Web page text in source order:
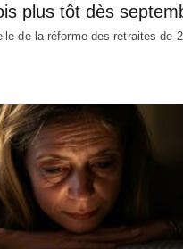
plus tôt dès
de la réforme des retraites de